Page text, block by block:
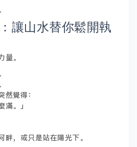
讓山水替你鬆開執
。
覺得：
滿。」
畔，或只是站在陽光下。